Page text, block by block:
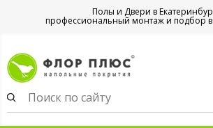
Полы и Двери в
профессиональный монтаж и подбор